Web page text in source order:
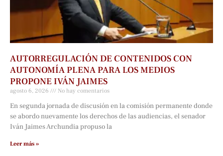
AUTORREGULACIÓN DE CONTENIDOS CON
AUTONOMÍA PLENA PARA LOS MEDIOS
PROPONE IVÁN JAIMES
agosto 6, 2026 No hay comentarios
En segunda jornada de discusión en la comisión permanente donde
se abordo nuevamente los derechos de las audiencias, el senador
Iván Jaimes Archundia propuso la
Leer más »